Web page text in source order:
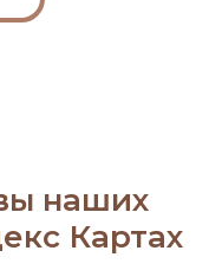
наших
Картах